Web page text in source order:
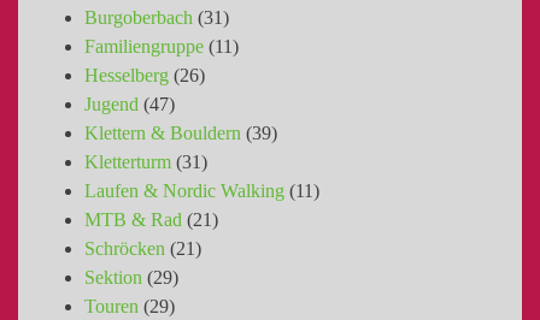
Burgoberbach (31)
Familiengruppe (11)
Hesselberg (26)
Jugend (47)
Klettern & Bouldern (39)
Kletterturm (31)
Laufen & Nordic Walking (11)
MTB & Rad (21)
Schröcken (21)
Sektion (29)
Touren (29)